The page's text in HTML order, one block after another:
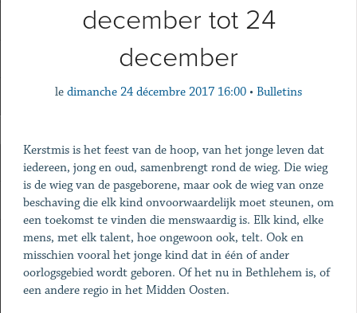
december tot 24
december
le dimanche 24 décembre 2017 16:00 • Bulletins
Kerstmis is het feest van de hoop, van het jonge leven dat
iedereen, jong en oud, samenbrengt rond de wieg. Die wieg
is de wieg van de pasgeborene, maar ook de wieg van onze
beschaving die elk kind onvoorwaardelijk moet steunen, om
een toekomst te vinden die menswaardig is. Elk kind, elke
mens, met elk talent, hoe ongewoon ook, telt. Ook en
misschien vooral het jonge kind dat in één of ander
oorlogsgebied wordt geboren. Of het nu in Bethlehem is, of
een andere regio in het Midden Oosten.